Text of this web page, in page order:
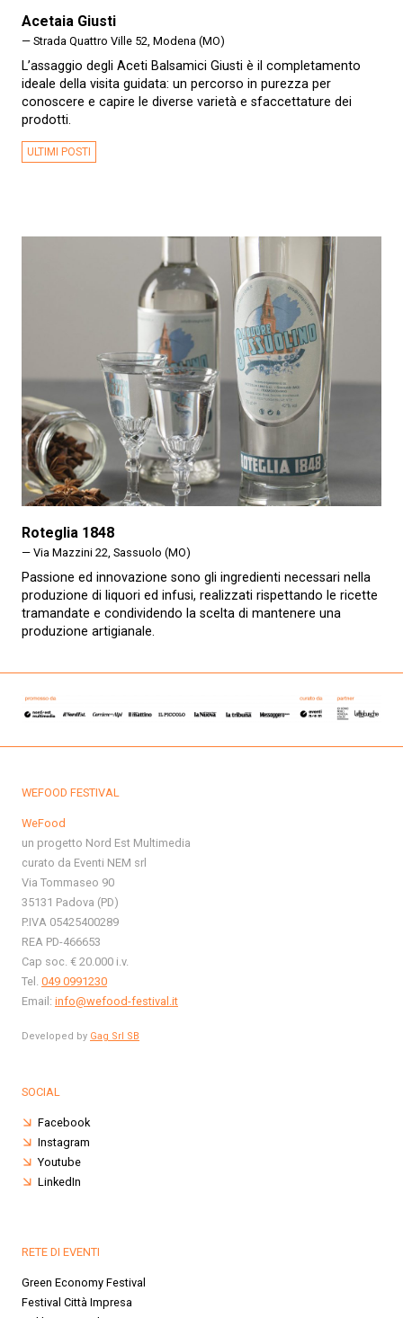
Acetaia Giusti
— Strada Quattro Ville 52, Modena (MO)
L’assaggio degli Aceti Balsamici Giusti è il completamento
ideale della visita guidata: un percorso in purezza per
conoscere e capire le diverse varietà e sfaccettature dei
prodotti.
ULTIMI POSTI
Roteglia 1848
— Via Mazzini 22, Sassuolo (MO)
Passione ed innovazione sono gli ingredienti necessari nella
produzione di liquori ed infusi, realizzati rispettando le ricette
tramandate e condividendo la scelta di mantenere una
produzione artigianale.
WEFOOD FESTIVAL
WeFood
un progetto Nord Est Multimedia
curato da Eventi NEM srl
Via Tommaseo 90
35131 Padova (PD)
P.IVA 05425400289
REA PD-466653
Cap soc. € 20.000 i.v.
Tel. 049 0991230
Email: info@wefood-festival.it
Developed by Gag Srl SB
SOCIAL
Facebook
Instagram
Youtube
LinkedIn
RETE DI EVENTI
Green Economy Festival
Festival Città Impresa